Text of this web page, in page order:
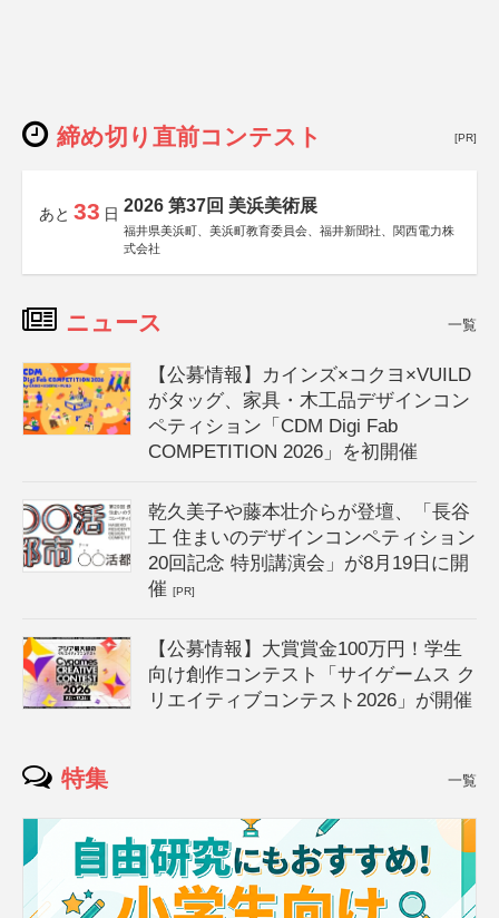
締め切り直前コンテスト [PR]
あと 33 日 2026 第37回 美浜美術展
福井県美浜町、美浜町教育委員会、福井新聞社、関西電力株
式会社
ニュース 一覧
【公募情報】カインズ×コクヨ×VUILD
がタッグ、家具・木工品デザインコン
ペティション「CDM Digi Fab
COMPETITION 2026」を初開催
乾久美子や藤本壮介らが登壇、「長谷
工 住まいのデザインコンペティション
20回記念 特別講演会」が8月19日に開
催[PR]
【公募情報】大賞賞金100万円！学生
向け創作コンテスト「サイゲームス ク
リエイティブコンテスト2026」が開催
特集 一覧